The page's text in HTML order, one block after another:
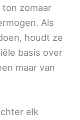
zomaar
Als
houdt ze
basis over
maar van
elk